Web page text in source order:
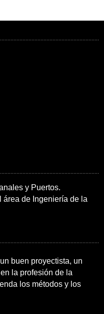
y Puertos.
de Ingeniería de la
buen proyectista, un
la profesión de la
los métodos y los